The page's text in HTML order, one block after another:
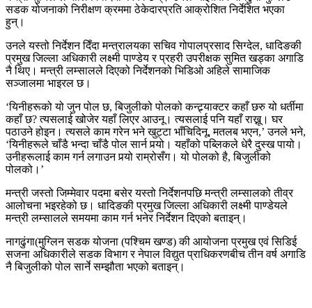
सडक योजनाको निरीक्षण क्रममा ठेकेदारप्रति आक्रोशित निर्देशित भएका
हुन्।
उनले यस्तो निर्देशन दिँदा मन्त्रालयका सचिव गोपालप्रसाद सिग्देल, धादिङकी
प्रमुख जिल्ला अधिकारी लक्ष्मी पाण्डेय र प्रहरी उपरीक्षक सुमित खड्का अगाडि
नै थिए। मन्त्री लम्सालले दिएको निर्देशनको भिडिओ अहिले सामाजिक
सञ्जालमा भाइरल छ।
‘यिनीहरूको यो जुन पोल छ, बिजुलीको पोलको कन्ट्र्याक्टर कहाँ छरु यो धर्तीमा
कहाँ छ? त्यसलाई खोजेर यहाँ लिएर आउनू। त्यसलाई पनि यहाँ राख्नू। घर
पठाउने होइन। त्यसले काम गरेन भने खुट्टा भाँचिदिनू, मतलब भएन,’ उनले भने,
‘यिनीहरूले चाँडै भन्दा चाँडै पोल सार्न पर्‍यो। यहाँको पब्लिकले धेरै दुस्ख पायो।
उनीहरूलाई काम गर्न लगाउन पर्‍यो राम्रोसँग। यो पोलको है, बिजुलीको
पोलको।’
मन्त्री जस्तो जिम्मेवार पदमा बसेर यस्तो निर्देशनपछि मन्त्री लम्सालको तीव्र
आलोचना भइरहेको छ। धादिङकी प्रमुख जिल्ला अधिकारी लक्ष्मी पाण्डेयले
मन्त्री लम्सालले समयमा काम गर्न भनेर निर्देशन दिएको बताइन्।
नागढुंगा(मुग्लिन सडक योजना (पश्चिम खण्ड) की आयोजना प्रमुख एवं सिडिई
सजना अधिकारीले सडक विभाग र नेपाल विद्युत प्राधिकरणबीच तीन वर्ष अगाडि
नै बिजुलीको पोल सार्ने सम्झौता भएको बताइन्।